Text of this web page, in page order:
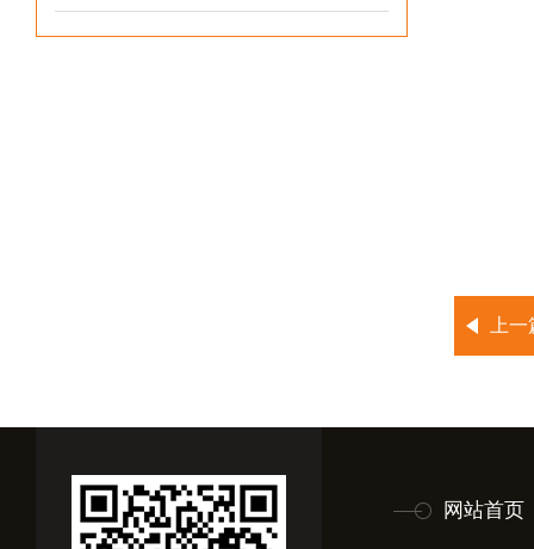
上
网站首页